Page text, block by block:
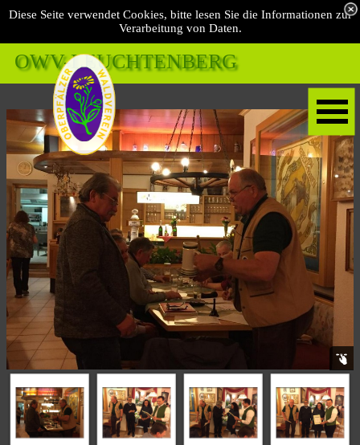
Diese Seite verwendet Cookies, bitte lesen Sie die Informationen zur
Verarbeitung von Daten.
OWV-LEUCHTENBERG